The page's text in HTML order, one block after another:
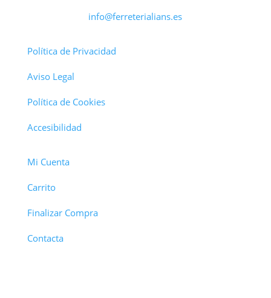
info@ferreterialians.es
Política de Privacidad
Aviso Legal
Política de Cookies
Accesibilidad
Mi Cuenta
Carrito
Finalizar Compra
Contacta